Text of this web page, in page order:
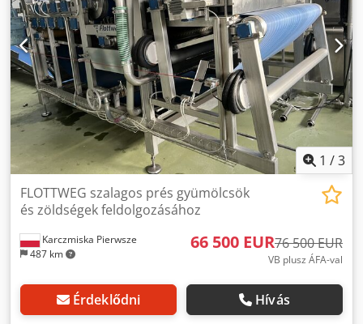
1 /3
Karczmiska Pierwsze
487 km
FLOTTWEG szalagos prés gyümölcsök
és zöldségek feldolgozásához
66 500 EUR76 500 EUR
VB plusz ÁFA-val
Érdeklődni Hívás